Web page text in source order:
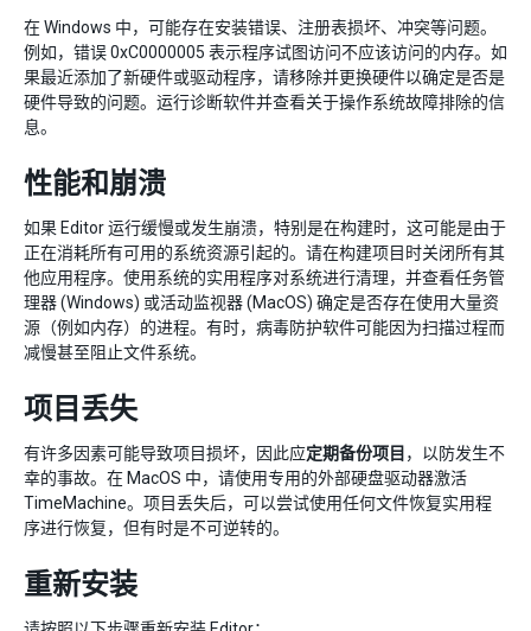
在 Windows 中，可能存在安装错误、注册表损坏、冲突等问题。
例如，错误 0xC0000005 表示程序试图访问不应该访问的内存。如
果最近添加了新硬件或驱动程序，请移除并更换硬件以确定是否是
硬件导致的问题。运行诊断软件并查看关于操作系统故障排除的信
息。
性能和崩溃
如果 Editor 运行缓慢或发生崩溃，特别是在构建时，这可能是由于
正在消耗所有可用的系统资源引起的。请在构建项目时关闭所有其
他应用程序。使用系统的实用程序对系统进行清理，并查看任务管
理器 (Windows) 或活动监视器 (MacOS) 确定是否存在使用大量资
源（例如内存）的进程。有时，病毒防护软件可能因为扫描过程而
减慢甚至阻止文件系统。
项目丢失
有许多因素可能导致项目损坏，因此应定期备份项目 ，以防发生不
幸的事故。在 MacOS 中，请使用专用的外部硬盘驱动器激活
TimeMachine。项目丢失后，可以尝试使用任何文件恢复实用程
序进行恢复，但有时是不可逆转的。
重新安装